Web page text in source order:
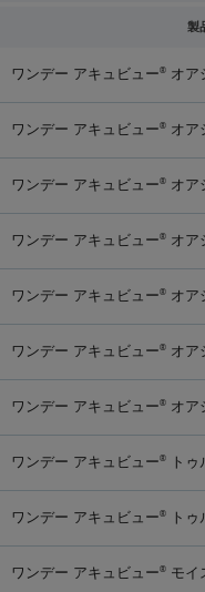
製
ワンデー アキュビュー® オア
ワンデー アキュビュー® オア
ワンデー アキュビュー® オア
ワンデー アキュビュー® オア
ワンデー アキュビュー® オア
ワンデー アキュビュー® オア
ワンデー アキュビュー® オア
ワンデー アキュビュー® トゥ
ワンデー アキュビュー® トゥ
ワンデー アキュビュー® モイ